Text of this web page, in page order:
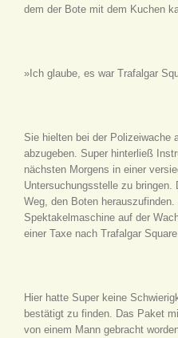
dem der Bote mit dem Kuchen
»Ich glaube, es war Trafalgar
Sie hielten bei der Polizeiwache
abzugeben. Super hinterließ
nächsten Morgens in einer
Untersuchungsstelle zu
Weg, den Boten
Spektakelmaschine auf der
einer Taxe nach Trafalgar Square.
Hier hatte Super keine
bestätigt zu finden. Das Paket
von einem Mann gebracht